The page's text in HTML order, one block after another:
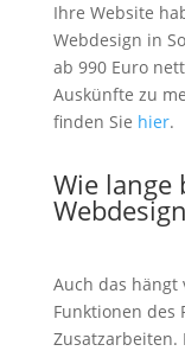
Ihre Website
Webdesign in
ab 990 Euro
Auskünfte zu
finden Sie hier.
Wie lange
Auch das
Funktionen des
Zusatzarbeiten.